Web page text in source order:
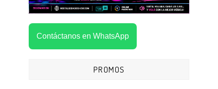
Contáctanos en WhatsApp
PROMOS